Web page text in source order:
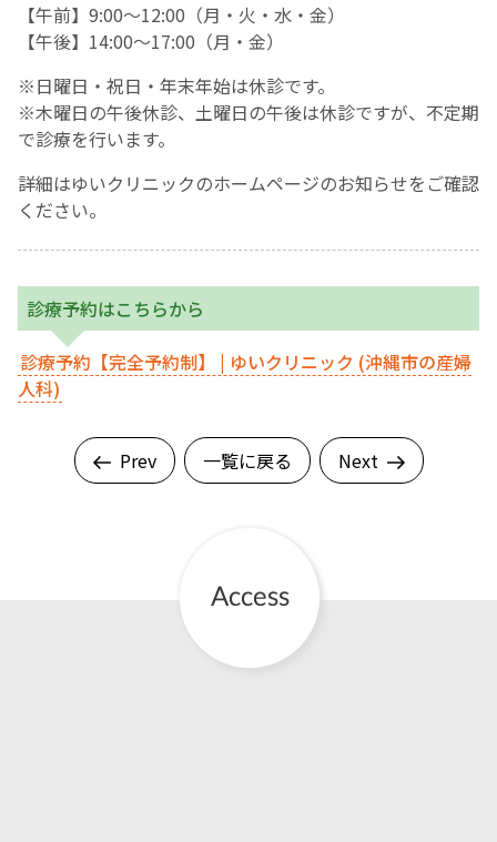
【午前】9:00～12:00（月・火・水・金）
【午後】14:00～17:00（月・金）
※日曜日・祝日・年末年始は休診です。
※木曜日の午後休診、土曜日の午後は休診ですが、不定期
で診療を行います。
詳細はゆいクリニックのホームページのお知らせをご確認
ください。
診療予約はこちらから
診療予約【完全予約制】 | ゆいクリニック (沖縄市の産婦
人科)
Prev 一覧に戻る Next